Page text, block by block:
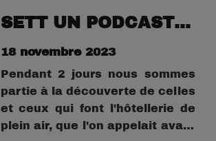
le Camping. sur le salon du
Fraisse qui construit des
Bungalow...
SETT UN PODCAST ep 2
18 novembre 2023
Pendant 2 jours nous sommes
partie à la découverte de celles
et ceux qui font l'hôtellerie de
plein air, que l'on appelait avant